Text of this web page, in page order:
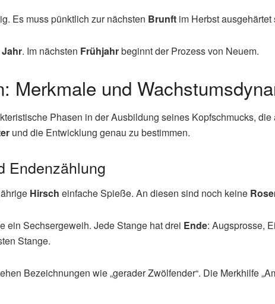
Es muss pünktlich zur nächsten Brunft im Herbst ausgehärtet
Jahr. Im nächsten Frühjahrbeginnt der Prozess von Neuem.
Merkmale und
Phasen in der Ausbildung seines Kopfschmucks, die
und die Entwicklung genau zu bestimmen.
Endenzählung
Hirsch einfache Spieße. An diesen sind noch keine
ein Sechsergeweih. Jede Stange hat drei Ende: Augsprosse,
Stange.
Bezeichnungen wie „gerader Zwölfender“. Die Merkhilfe